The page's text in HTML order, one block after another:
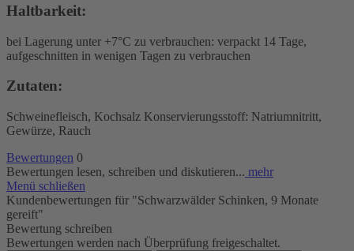
Haltbarkeit:
bei Lagerung unter +7°C zu verbrauchen: verpackt 14 Tage,
aufgeschnitten in wenigen Tagen zu verbrauchen
Zutaten:
Schweinefleisch, Kochsalz Konservierungsstoff: Natriumnitritt,
Gewürze, Rauch
Bewertungen 0
Bewertungen lesen, schreiben und diskutieren... mehr
Menü schließen
Kundenbewertungen für "Schwarzwälder Schinken, 9 Monate
gereift"
Bewertung schreiben
Bewertungen werden nach Überprüfung freigeschaltet.